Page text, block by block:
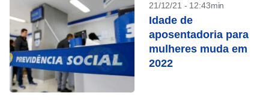
21/12/21 - 12:43min
Idade de
aposentadoria para
mulheres muda em
2022